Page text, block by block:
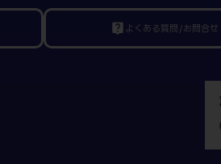
live_help よくある質問/お問合せ